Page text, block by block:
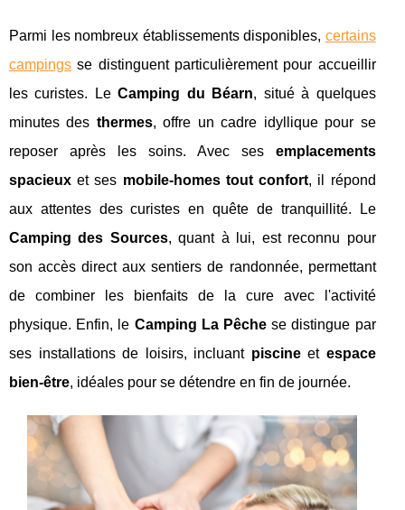
Parmi les nombreux établissements disponibles, certains
campings se distinguent particulièrement pour accueillir
les curistes. LeCamping du Béarn, situé à quelques
minutes des thermes, offre un cadre idyllique pour se
reposer après les soins. Avec ses emplacements
spacieux et ses mobile-homes tout confort, il répond
aux attentes des curistes en quête de tranquillité. Le
Camping des Sources, quant à lui, est reconnu pour
son accès direct aux sentiers de randonnée, permettant
de combiner les bienfaits de la cure avec l'activité
physique. Enfin, le Camping La Pêche se distingue par
ses installations de loisirs, incluant piscineet espace
bien-être, idéales pour se détendre en fin de journée.